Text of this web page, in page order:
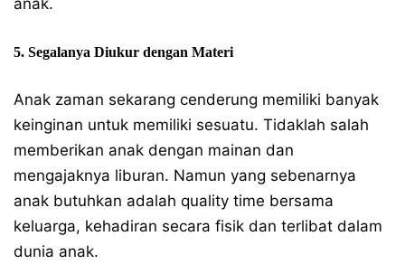
anak.
5. Segalanya Diukur dengan Materi
Anak zaman sekarang cenderung memiliki banyak
keinginan untuk memiliki sesuatu. Tidaklah salah
memberikan anak dengan mainan dan
mengajaknya liburan. Namun yang sebenarnya
anak butuhkan adalah quality time bersama
keluarga, kehadiran secara fisik dan terlibat dalam
dunia anak.